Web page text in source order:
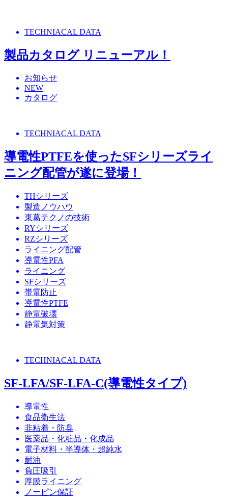
TECHNIACAL DATA
製品カタログ リニューアル！
お知らせ
NEW
カタログ
TECHNIACAL DATA
導電性PTFEを使ったSFシリーズライ
ニング配管が遂に登場！
THシリーズ
製造ノウハウ
東葛テクノの技術
RYシリーズ
RZシリーズ
ライニング配管
導電性PFA
ライニング
SFシリーズ
帯電防止
導電性PTFE
静電破壊
静電気対策
TECHNIACAL DATA
SF-LFA/SF-LFA-C(導電性タイプ)
導電性
食品衛生法
非粘着・防臭
医薬品・化粧品・化成品
電子材料・半導体・超純水
耐油
負圧吸引
厚膜ライニング
ノーピン保証